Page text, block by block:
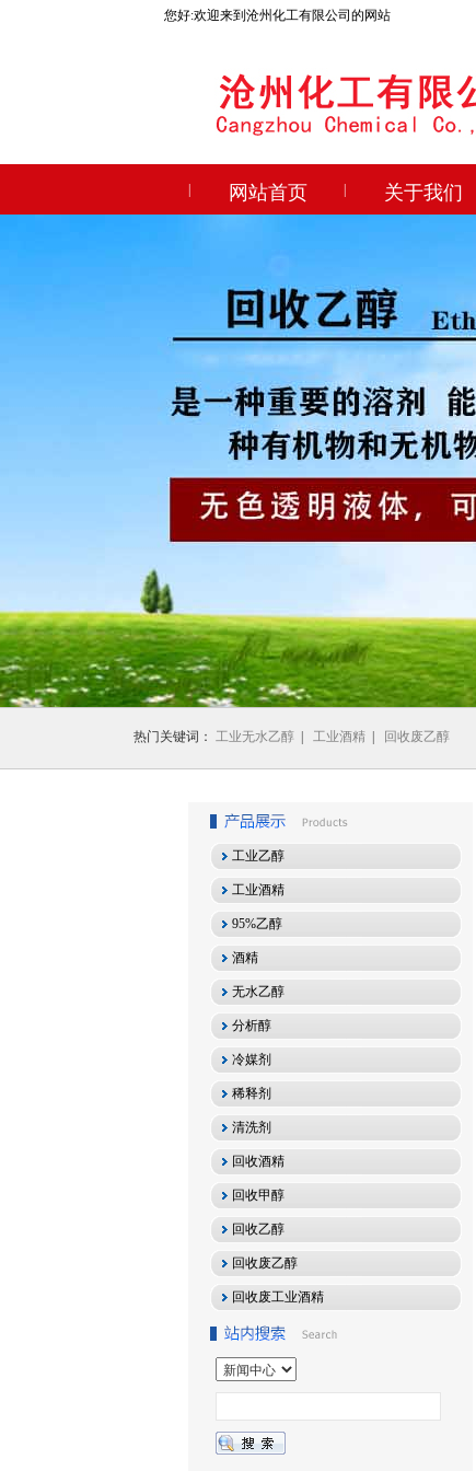
您好:欢迎来到沧州化工有限公司的网站
网站首页 关于我们
1 2 3
热门关键词： 工业无水乙醇 工业酒精 回收废乙醇
工业乙醇
工业酒精
95%乙醇
酒精
无水乙醇
分析醇
冷媒剂
稀释剂
清洗剂
回收酒精
回收甲醇
回收乙醇
回收废乙醇
回收废工业酒精